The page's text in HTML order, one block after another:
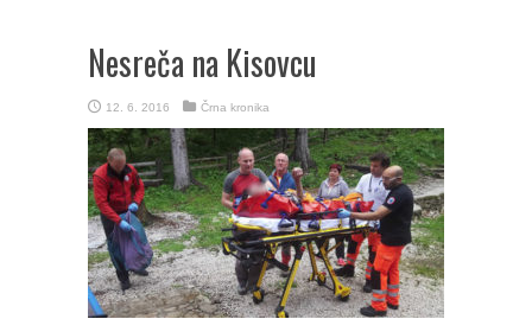
Nesreča na Kisovcu
12. 6. 2016 Črna kronika